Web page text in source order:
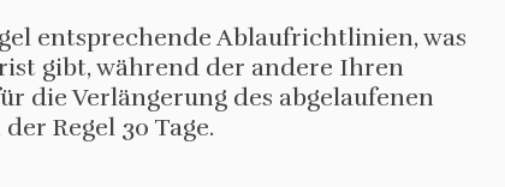
entsprechende Ablaufrichtlinien, was
gibt, während der andere Ihren
die Verlängerung des abgelaufenen
Regel 30 Tage.